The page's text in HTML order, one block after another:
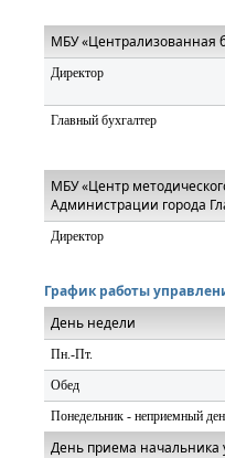
МБУ «Центр
Администрации города
Директор
МБУ «Централизованная
Директор
Главный бухгалтер
График работы
День недели
Пн.-Пт.
Обед
Понедельник - неприемный
День приема начальника